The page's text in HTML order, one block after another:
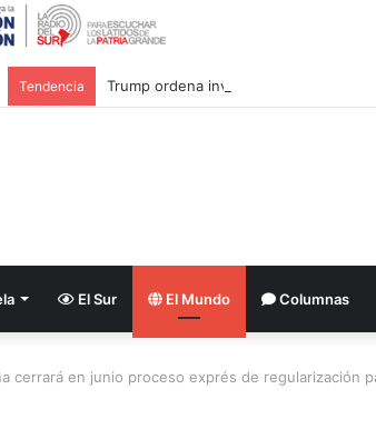
Tendencia Trump ordena investigar la filtración
El Sur El Mundo Columnas
cerrará en junio proceso exprés de regularización